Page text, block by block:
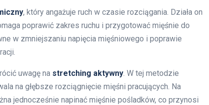
, który angażuje ruch w czasie rozciągania. Działa on
poprawić zakres ruchu i przygotować mięśnie do
w zmniejszaniu napięcia mięśniowego i poprawie
uwagę na stretching aktywny . W tej metodzie
na głębsze rozciągnięcie mięśni pracujących. Na
jednocześnie napinać mięśnie pośladków, co przynosi